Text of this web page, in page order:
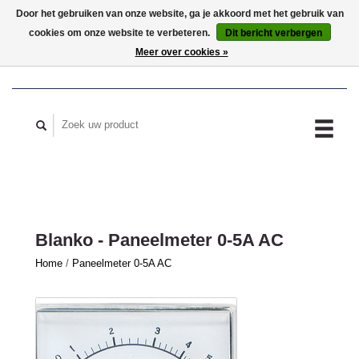
MIJN ACCOUNT
Blanko - Paneelmeter 0-5A AC
Home / Paneelmeter 0-5A AC
Door het gebruiken van onze website, ga je akkoord met het gebruik van
cookies om onze website te verbeteren.
Dit bericht verbergen
Meer over cookies »